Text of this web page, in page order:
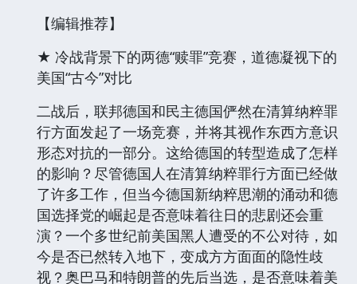
【编辑推荐】
★ 冷战背景下的两德“赎罪”竞赛，道德凝视下的
美国“古今”对比
二战后，联邦德国和民主德国俨然在清算纳粹罪
行方面发起了一场竞赛，并将其视作东西方意识
形态对抗的一部分。这给德国的转型造成了怎样
的影响？尽管德国人在清算纳粹罪行方面已经做
了许多工作，但当今德国新纳粹思潮的涌动和德
国选择党的崛起是否意味着往日的悲剧还会重
演？一个多世纪前美国黑人遭受的不公对待，如
今是否已然转入地下，变成方方面面的隐性歧
视？奥巴马和特朗普的先后当选，是否意味着美